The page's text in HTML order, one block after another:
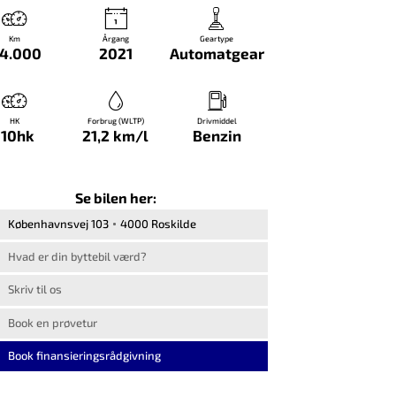
Km Årgang
2021
Geartype
Automatgear
HK Forbrug (WLTP)
21,2 km/l
Drivmiddel
Benzin
Se bilen her:
Københavnsvej 103 4000 Roskilde
Hvad er din byttebil værd?
Skriv til os
Book en prøvetur
Book finansieringsrådgivning